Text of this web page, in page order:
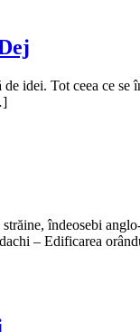
idei. Tot ceea ce
îndeosebi
– Edificarea